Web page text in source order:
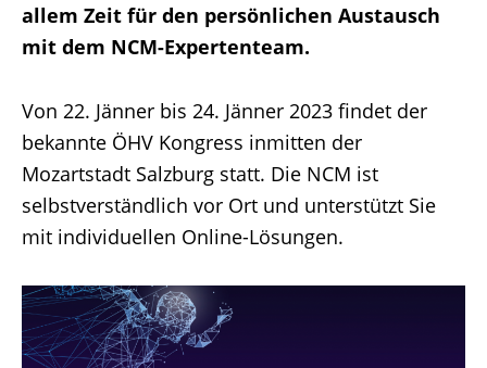
allem Zeit für den persönlichen Austausch
mit dem NCM-Expertenteam.
Von 22. Jänner bis 24. Jänner 2023 findet der
bekannte ÖHV Kongress inmitten der
Mozartstadt Salzburg statt. Die NCM ist
selbstverständlich vor Ort und unterstützt Sie
mit individuellen Online-Lösungen.